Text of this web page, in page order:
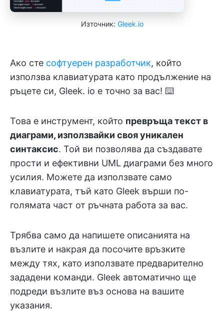
Източник: Gleek.io
Ако сте софтуерен разработчик, който
използва клавиатурата като продължение на
ръцете си, Gleek. io е точно за вас! ⌨️
Това е инструмент, който превръща текст в
диаграми, използвайки своя уникален
синтаксис. Той ви позволява да създавате
прости и ефективни UML диаграми без много
усилия. Можете да използвате само
клавиатурата, тъй като Gleek върши по-
голямата част от ръчната работа за вас.
Трябва само да напишете описанията на
възлите и накрая да посочите връзките
между тях, като използвате предварително
зададени команди. Gleek автоматично ще
подреди възлите въз основа на вашите
указания.